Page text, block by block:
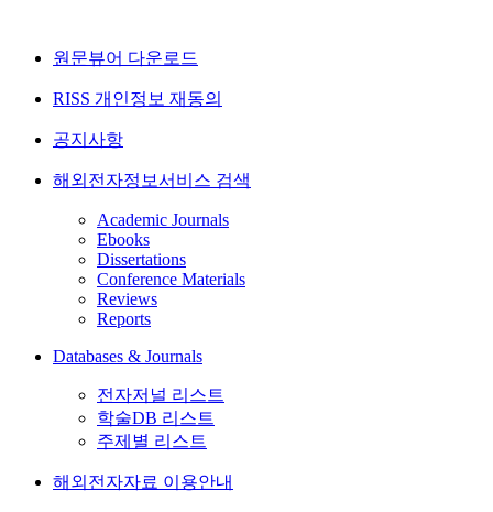
원문뷰어 다운로드
RISS 개인정보 재동의
공지사항
해외전자정보서비스 검색
Academic Journals
Ebooks
Dissertations
Conference Materials
Reviews
Reports
Databases & Journals
전자저널 리스트
학술DB 리스트
주제별 리스트
해외전자자료 이용안내